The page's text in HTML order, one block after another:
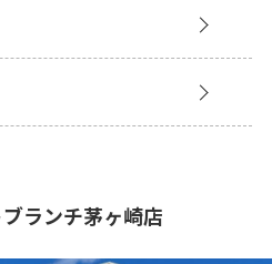
ランチ茅ヶ崎店